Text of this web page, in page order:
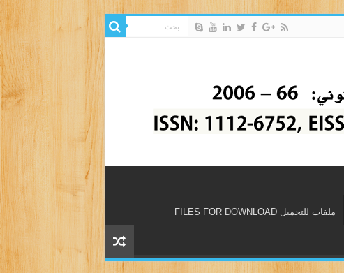
ملفات للتحميل FILES FOR DOWNLOAD